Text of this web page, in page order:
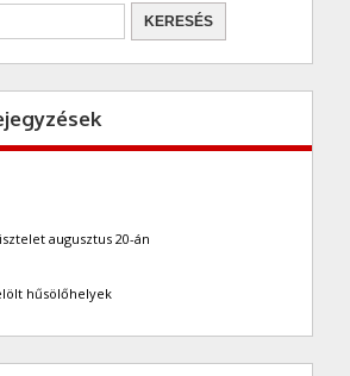
augusztus 20-án
hűsölőhelyek